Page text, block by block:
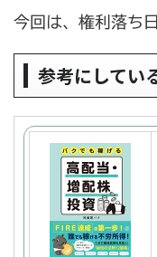
今回は、権利落ち
参考にしてい